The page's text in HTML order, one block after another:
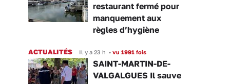
restaurant fermé pour
manquement aux
règles d’hygiène
ACTUALITÉS Il y a 23 h • vu 1991 fois
SAINT-MARTIN-DE-
VALGALGUES Il sauve